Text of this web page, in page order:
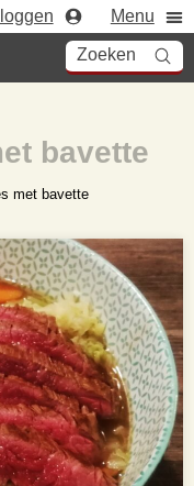
Menu
Zoeken
met bavette
bavette